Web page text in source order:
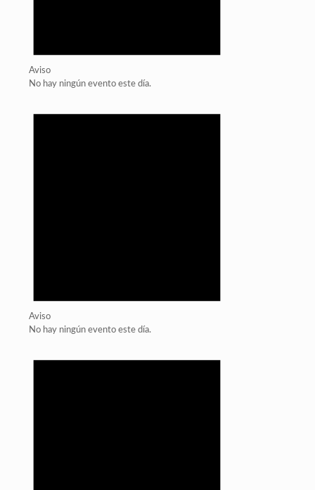
Aviso
No hay ningún evento este día.
Aviso
No hay ningún evento este día.